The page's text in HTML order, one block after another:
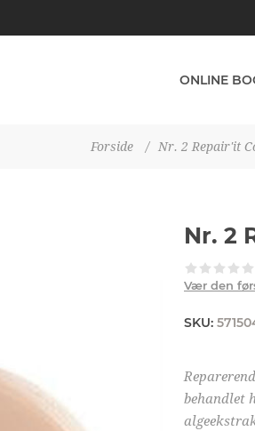
ONLINE
Forside / Nr. 2 Repair'it
Nr. 2
Vær den
SKU:
behandlet